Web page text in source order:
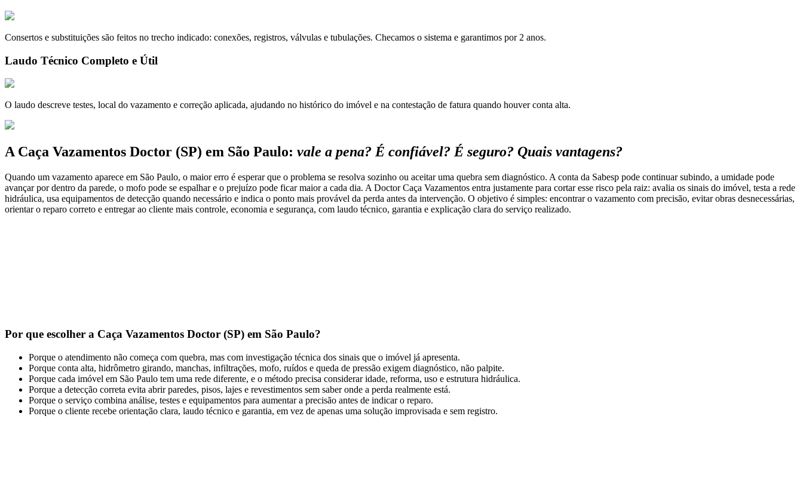
Consertos e substituições são feitos no trecho indicado: conexões, registros, válvulas e tubulações. Checamos o sistema e garantimos por 2 anos.
Laudo Técnico Completo e Útil
O laudo descreve testes, local do vazamento e correção aplicada, ajudando no histórico do imóvel e na contestação de fatura quando houver conta alta.
A Caça Vazamentos Doctor (SP) em São Paulo: vale a pena? É confiável? É seguro? Quais vantagens?
Quando um vazamento aparece em São Paulo, o maior erro é esperar que o problema se resolva sozinho ou aceitar uma quebra sem diagnóstico. A conta da Sabesp pode continuar subindo, a umidade pode
avançar por dentro da parede, o mofo pode se espalhar e o prejuízo pode ficar maior a cada dia. A Doctor Caça Vazamentos entra justamente para cortar esse risco pela raiz: avalia os sinais do imóvel, testa a rede
hidráulica, usa equipamentos de detecção quando necessário e indica o ponto mais provável da perda antes da intervenção. O objetivo é simples: encontrar o vazamento com precisão, evitar obras desnecessárias,
orientar o reparo correto e entregar ao cliente mais controle, economia e segurança, com laudo técnico, garantia e explicação clara do serviço realizado.
Por que escolher a Caça Vazamentos Doctor (SP) em São Paulo?
Porque o atendimento não começa com quebra, mas com investigação técnica dos sinais que o imóvel já apresenta.
Porque conta alta, hidrômetro girando, manchas, infiltrações, mofo, ruídos e queda de pressão exigem diagnóstico, não palpite.
Porque cada imóvel em São Paulo tem uma rede diferente, e o método precisa considerar idade, reforma, uso e estrutura hidráulica.
Porque a detecção correta evita abrir paredes, pisos, lajes e revestimentos sem saber onde a perda realmente está.
Porque o serviço combina análise, testes e equipamentos para aumentar a precisão antes de indicar o reparo.
Porque o cliente recebe orientação clara, laudo técnico e garantia, em vez de apenas uma solução improvisada e sem registro.